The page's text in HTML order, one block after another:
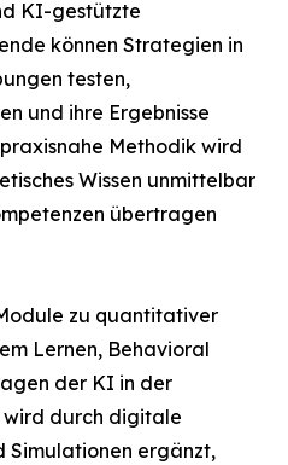
KI-gestützte
können Strategien in
testen,
und ihre Ergebnisse
Methodik wird
Wissen unmittelbar
übertragen
zu quantitativer
Lernen, Behavioral
der KI in der
wird durch digitale
Simulationen ergänzt,